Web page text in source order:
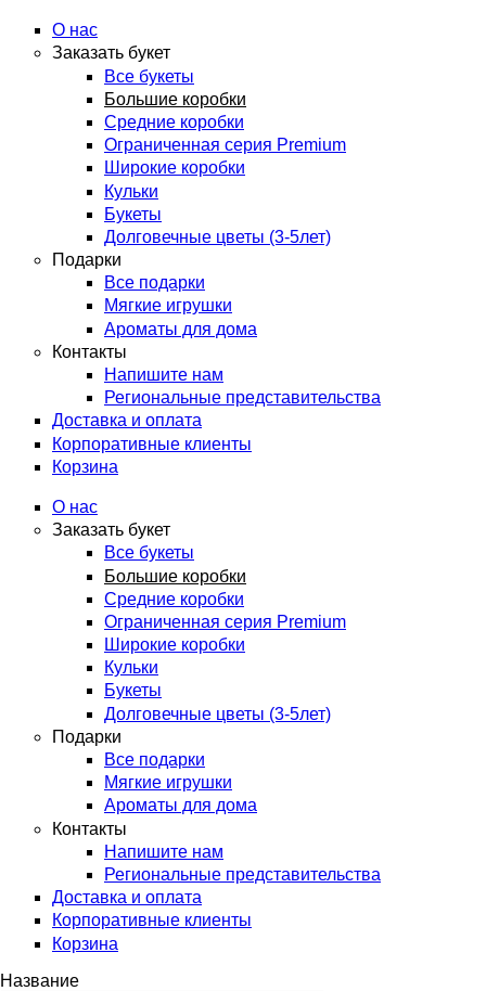
О нас
Заказать букет
Все букеты
Большие коробки
Средние коробки
Ограниченная серия Premium
Широкие коробки
Кульки
Букеты
Долговечные цветы (3-5лет)
Подарки
Все подарки
Мягкие игрушки
Ароматы для дома
Контакты
Напишите нам
Региональные представительства
Доставка и оплата
Корпоративные клиенты
Корзина
О нас
Заказать букет
Все букеты
Большие коробки
Средние коробки
Ограниченная серия Premium
Широкие коробки
Кульки
Букеты
Долговечные цветы (3-5лет)
Подарки
Все подарки
Мягкие игрушки
Ароматы для дома
Контакты
Напишите нам
Региональные представительства
Доставка и оплата
Корпоративные клиенты
Корзина
Название